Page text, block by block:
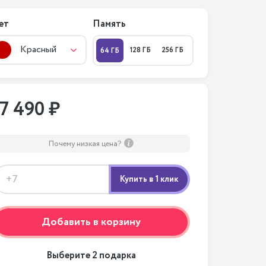
Красный
Память
64 ГБ 128 ГБ 256 ГБ
490 ₽
Почему низкая цена?
Добавить в корзину
Выберите 2 подарка